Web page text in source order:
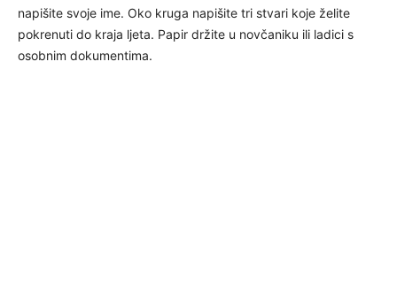
napišite svoje ime. Oko kruga napišite tri stvari koje želite
pokrenuti do kraja ljeta. Papir držite u novčaniku ili ladici s
osobnim dokumentima.